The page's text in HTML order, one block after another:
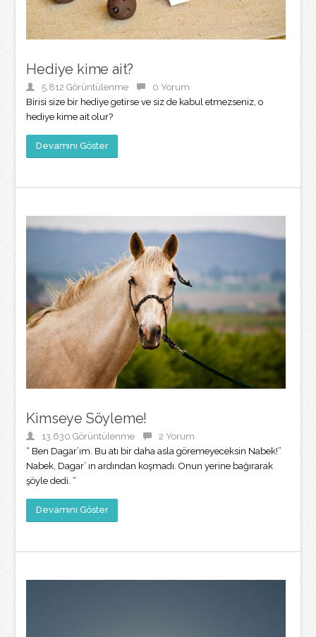
Hediye kime ait?
5.812 Görüntülenme
0 Yorum
Birisi size bir hediye getirse ve siz de kabul etmezseniz, o
hediye kime ait olur?
Devamını Göster
Kimseye Söyleme!
13.630 Görüntülenme
2 Yorum
“ Ben Dagar’ım. Bu atı bir daha asla göremeyeceksin Nabek!”
Nabek, Dagar’ ın ardından koşmadı. Onun yerine bağırarak
şöyle dedi. “
Devamını Göster